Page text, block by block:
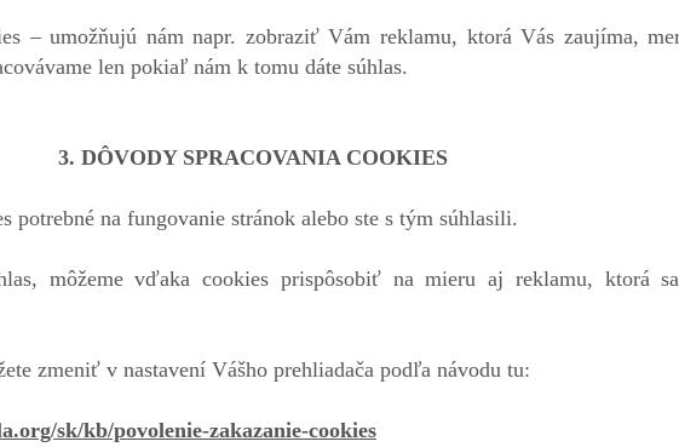
– umožňujú nám napr. zobraziť Vám reklamu, ktorá Vás zaujíma,
len pokiaľ nám k tomu dáte súhlas.
3. DÔVODY SPRACOVANIA COOKIES
potrebné na fungovanie stránok alebo ste s tým súhlasili.
môžeme vďaka cookies prispôsobiť na mieru aj reklamu, ktorá
zmeniť v nastavení Vášho prehliadača podľa návodu tu:
sk/kb/povolenie-zakazanie-cookies